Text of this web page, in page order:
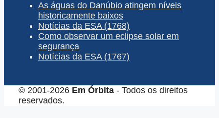
As águas do Danúbio atingem níveis
historicamente baixos
Notícias da ESA (1768)
Como observar um eclipse solar em
segurança
Notícias da ESA (1767)
© 2001-2026 Em Órbita - Todos os direitos
reservados.